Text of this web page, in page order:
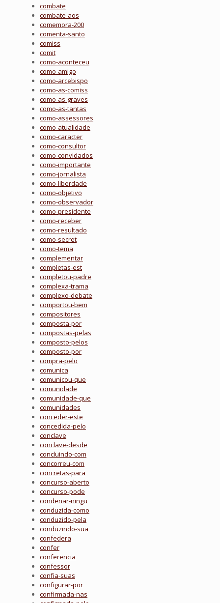
combate
combate-aos
comemora-200
comenta-santo
comiss
comit
como-aconteceu
como-amigo
como-arcebispo
como-as-comiss
como-as-graves
como-as-tantas
como-assessores
como-atualidade
como-caracter
como-consultor
como-convidados
como-importante
como-jornalista
como-liberdade
como-objetivo
como-observador
como-presidente
como-receber
como-resultado
como-secret
como-tema
complementar
completas-est
completou-padre
complexa-trama
complexo-debate
comportou-bem
compositores
composta-por
compostas-pelas
composto-pelos
composto-por
compra-pelo
comunica
comunicou-que
comunidade
comunidade-que
comunidades
conceder-este
concedida-pelo
conclave
conclave-desde
concluindo-com
concorreu-com
concretas-para
concurso-aberto
concurso-pode
condenar-ningu
conduzida-como
conduzido-pela
conduzindo-sua
confedera
confer
conferencia
confessor
confia-suas
configurar-por
confirmada-nas